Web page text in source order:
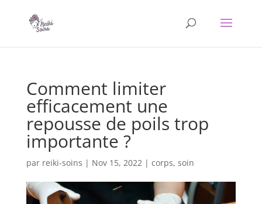
Comment limiter
efficacement une
repousse de poils trop
importante ?
par reiki-soins | Nov 15, 2022| corps, soin